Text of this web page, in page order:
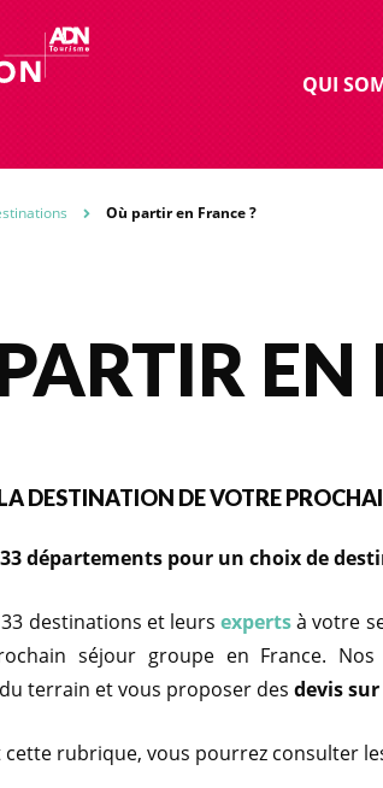
QUI
Où partir en France ?
EN
DESTINATION DE VOTRE
33 départements pour un choix de
33 destinations et leursexpertsà votre
séjour groupe en France.
terrain et vous proposer des devis
cette rubrique, vous pourrez consulter